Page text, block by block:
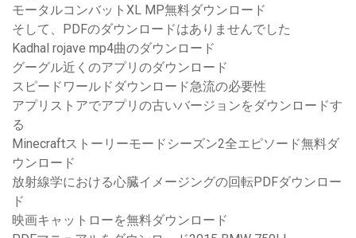
モータルコンバットXL MP無料ダウンロード
そして、PDFのダウンロードはありませんでした
Kadhal rojave mp4曲のダウンロード
グーグル近くのアプリのダウンロード
スピードワールドダウンロード急流の必要性
アプリストアでアプリの古いバージョンをダウンロードす
る
Minecraftストーリーモードシーズン2全エピソード無料ダ
ウンロード
放射線学における心臓イメージングの回転PDFダウンロー
ド
映画キャットローを無料ダウンロード